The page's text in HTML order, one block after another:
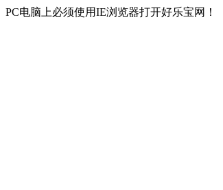
PC电脑上必须使用IE浏览器打开好乐宝网！